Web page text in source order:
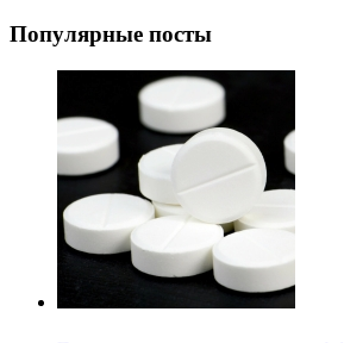
Популярные посты